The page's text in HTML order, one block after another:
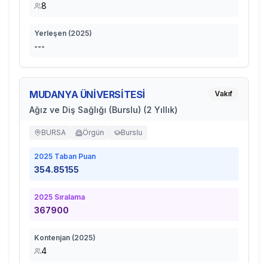
8
Yerleşen (2025)
---
MUDANYA ÜNİVERSİTESİ
Ağız ve Diş Sağlığı (Burslu) (2 Yıllık)
Vakıf
BURSA Örgün Burslu
2025 Taban Puan
354.85155
2025 Sıralama
367900
Kontenjan (2025)
4